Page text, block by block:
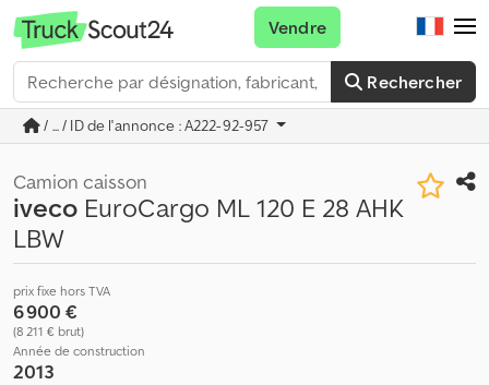
Rechercher
Vendre
/ ... / ID de l'annonce : A222-92-957
Camion caisson
iveco EuroCargo ML 120 E 28 AHK
LBW
prix fixe hors TVA
6 900 €
(8 211 € brut)
Année de construction
2013